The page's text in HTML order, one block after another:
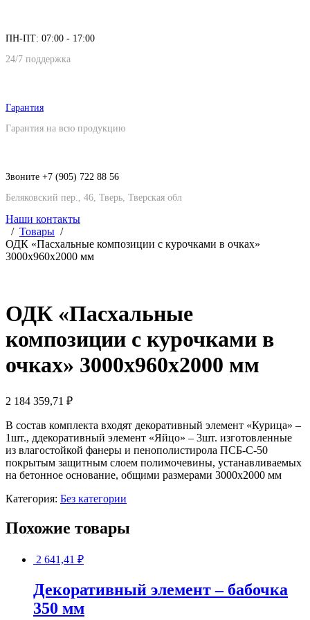
ПН-ПТ: 07:00 - 17:00
24/7 поддержка
Гарантия
Гарантия на всю продукцию
Звоните +7 (905) 722 88 56
Беляковский пер., 46, Тверь, Тверская обл
Наши контакты
Товары
ОДК «Пасхальные композиции с курочками в очках»
3000х960х2000 мм
ОДК «Пасхальные
композиции с курочками в
очках» 3000х960х2000 мм
2 184 359,71 ₽
В состав комплекта входят декоративный элемент «Курица» –
1шт., ддекоративный элемент «Яйцо» – 3шт. изготовленные
из влагостойкой фанеры и пенополистирола ПСБ-С-50
покрытым защитным слоем полимочевины, устанавливаемых
на бетонное основание, общими размерами 3000х2000 мм
Категория: Без категории
Похожие товары
2 641,41 ₽
Декоративный элемент – бабочка
350 мм